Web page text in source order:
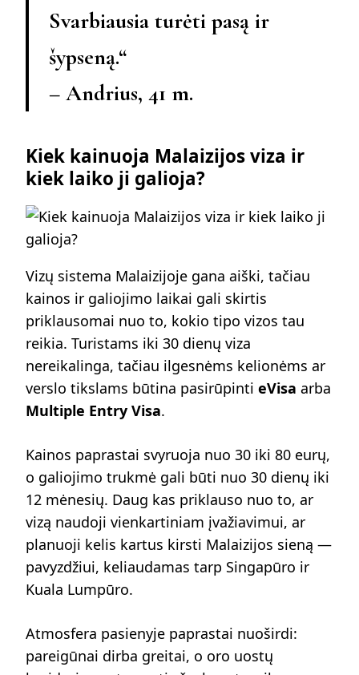
Svarbiausia turėti pasą ir
šypseną.“
– Andrius, 41 m.
Kiek kainuoja Malaizijos viza ir
kiek laiko ji galioja?
Vizų sistema Malaizijoje gana aiški, tačiau
kainos ir galiojimo laikai gali skirtis
priklausomai nuo to, kokio tipo vizos tau
reikia. Turistams iki 30 dienų viza
nereikalinga, tačiau ilgesnėms kelionėms ar
verslo tikslams būtina pasirūpinti eVisa arba
Multiple Entry Visa.
Kainos paprastai svyruoja nuo 30 iki 80 eurų,
o galiojimo trukmė gali būti nuo 30 dienų iki
12 mėnesių. Daug kas priklauso nuo to, ar
vizą naudoji vienkartiniam įvažiavimui, ar
planuoji kelis kartus kirsti Malaizijos sieną —
pavyzdžiui, keliaudamas tarp Singapūro ir
Kuala Lumpūro.
Atmosfera pasienyje paprastai nuoširdi:
pareigūnai dirba greitai, o oro uostų